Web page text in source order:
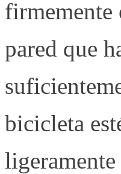
firmemente
pared que
bicicleta